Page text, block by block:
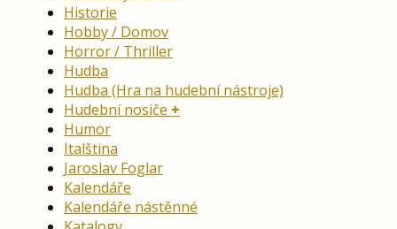
Historie
Hobby / Domov
Horror / Thriller
Hudba
Hudba (Hra na hudební nástroje)
Hudební nosiče
Humor
Italština
Jaroslav Foglar
Kalendáře
Kalendáře nástěnné